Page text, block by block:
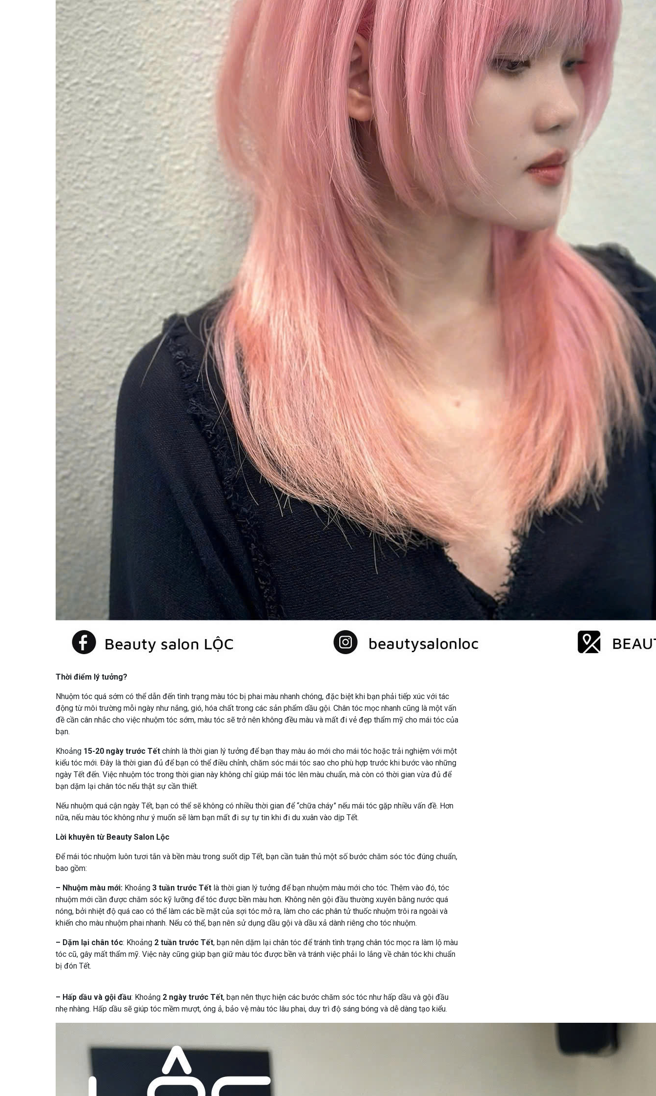
Thời điểm lý tưởng?
Nhuộm tóc quá sớm có thể dẫn đến tình trạng màu tóc bị phai màu nhanh chóng, đặc biệt khi bạn phải tiếp xúc với tác
động từ môi trường mỗi ngày như nắng, gió, hóa chất trong các sản phẩm dầu gội. Chân tóc mọc nhanh cũng là một vấn
đề cần cân nhắc cho việc nhuộm tóc sớm, màu tóc sẽ trở nên không đều màu và mất đi vẻ đẹp thẩm mỹ cho mái tóc của
bạn.
Khoảng 15-20 ngày trước Tết chính là thời gian lý tưởng để bạn thay màu áo mới cho mái tóc hoặc trải nghiệm với một
kiểu tóc mới. Đây là thời gian đủ để bạn có thể điều chỉnh, chăm sóc mái tóc sao cho phù hợp trước khi bước vào những
ngày Tết đến. Việc nhuộm tóc trong thời gian này không chỉ giúp mái tóc lên màu chuẩn, mà còn có thời gian vừa đủ để
bạn dặm lại chân tóc nếu thật sự cần thiết.
Nếu nhuộm quá cận ngày Tết, bạn có thể sẽ không có nhiều thời gian để “chữa cháy” nếu mái tóc gặp nhiều vấn đề. Hơn
nữa, nếu màu tóc không như ý muốn sẽ làm bạn mất đi sự tự tin khi đi du xuân vào dịp Tết.
Lời khuyên từ Beauty Salon Lộc
Để mái tóc nhuộm luôn tươi tắn và bền màu trong suốt dịp Tết, bạn cần tuân thủ một số bước chăm sóc tóc đúng chuẩn,
bao gồm:
– Nhuộm màu mới: Khoảng 3 tuần trước Tết là thời gian lý tưởng để bạn nhuộm màu mới cho tóc. Thêm vào đó, tóc
nhuộm mới cần được chăm sóc kỹ lưỡng để tóc được bền màu hơn. Không nên gội đầu thường xuyên bằng nước quá
nóng, bởi nhiệt độ quá cao có thể làm các bề mặt của sợi tóc mở ra, làm cho các phân tử thuốc nhuộm trôi ra ngoài và
khiến cho màu nhuộm phai nhanh. Nếu có thể, bạn nên sử dụng dầu gội và dầu xả dành riêng cho tóc nhuộm.
– Dặm lại chân tóc: Khoảng 2 tuần trước Tết, bạn nên dặm lại chân tóc để tránh tình trạng chân tóc mọc ra làm lộ màu
tóc cũ, gây mất thẩm mỹ. Việc này cũng giúp bạn giữ màu tóc được bền và tránh việc phải lo lắng về chân tóc khi chuẩn
bị đón Tết.
– Hấp dầu và gội đầu: Khoảng 2 ngày trước Tết, bạn nên thực hiện các bước chăm sóc tóc như hấp dầu và gội đầu
nhẹ nhàng. Hấp dầu sẽ giúp tóc mềm mượt, óng ả, bảo vệ màu tóc lâu phai, duy trì độ sáng bóng và dễ dàng tạo kiểu.